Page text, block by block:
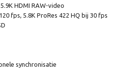
HDMI RAW-video
fps, 5.8K ProRes 422 HQ bij 30 fps
synchronisatie